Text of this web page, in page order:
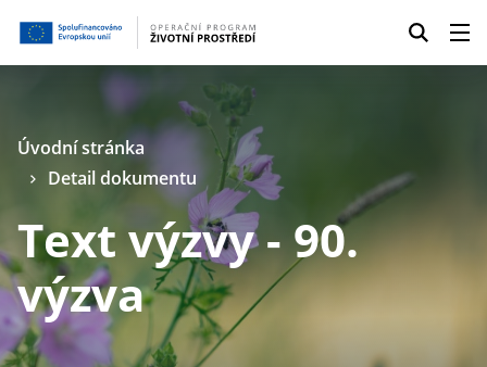
Úvodní stránka
Detail dokumentu
Text výzvy - 90.
výzva